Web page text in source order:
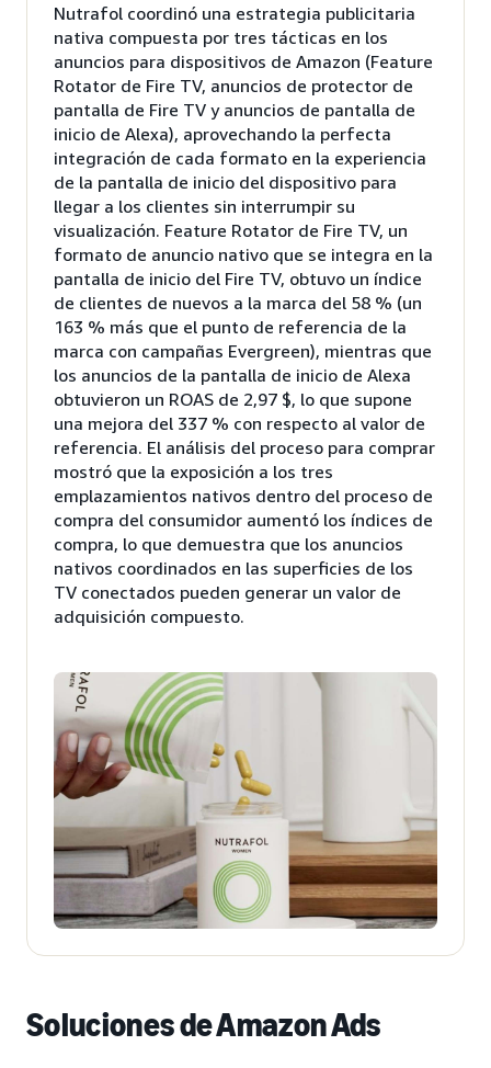
Nutrafol coordinó una estrategia publicitaria
nativa compuesta por tres tácticas en los
anuncios para dispositivos de Amazon (Feature
Rotator de Fire TV, anuncios de protector de
pantalla de Fire TV y anuncios de pantalla de
inicio de Alexa), aprovechando la perfecta
integración de cada formato en la experiencia
de la pantalla de inicio del dispositivo para
llegar a los clientes sin interrumpir su
visualización. Feature Rotator de Fire TV, un
formato de anuncio nativo que se integra en la
pantalla de inicio del Fire TV, obtuvo un índice
de clientes de nuevos a la marca del 58 % (un
163 % más que el punto de referencia de la
marca con campañas Evergreen), mientras que
los anuncios de la pantalla de inicio de Alexa
obtuvieron un ROAS de 2,97 $, lo que supone
una mejora del 337 % con respecto al valor de
referencia. El análisis del proceso para comprar
mostró que la exposición a los tres
emplazamientos nativos dentro del proceso de
compra del consumidor aumentó los índices de
compra, lo que demuestra que los anuncios
nativos coordinados en las superficies de los
TV conectados pueden generar un valor de
adquisición compuesto.
Soluciones de Amazon Ads